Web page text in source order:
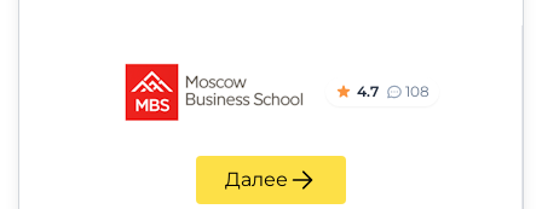
4.7 108
Далее